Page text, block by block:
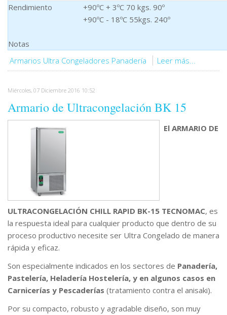
Rendimiento
Notas
+90ºC + 3ºC 70 kgs. 90º
+90ºC - 18ºC 55kgs. 240º
Armarios Ultra Congeladores Panadería Leer más...
Miércoles, 07 Diciembre 2016 10:52
Armario de Ultracongelación BK 15
El ARMARIO DE
ULTRACONGELACIÓN CHILL RAPID BK-15 TECNOMAC, es
la respuesta ideal para cualquier producto que dentro de su
proceso productivo necesite ser Ultra Congelado de manera
rápida y eficaz.
Son especialmente indicados en los sectores de Panadería,
Pastelería, Heladería Hostelería, y en algunos casos en
Carnicerías y Pescaderías (tratamiento contra el anisaki).
Por su compacto, robusto y agradable diseño, son muy